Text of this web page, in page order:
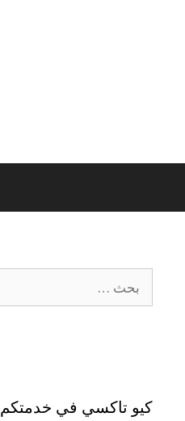
كيو تاكسي في خدمتكم